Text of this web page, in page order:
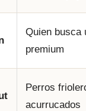
Quien busca
premium
Perros
acurrucados